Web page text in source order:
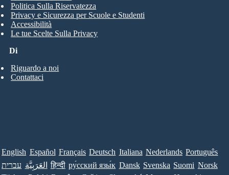
Di
Riguardo a noi
Contattaci
Politica Sulla Riservatezza
Privacy e Sicurezza per Scuole e Studenti
Accessibilità
Le tue Scelte Sulla Privacy
English Español Français Deutsch Italiana Nederlands Português
עברית العَرَبِيَّة हिन्दी ру́сский язы́к Dansk Svenska Suomi Norsk